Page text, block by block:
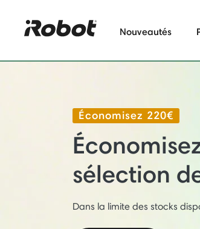
Nouveautés
Économisez 220€
sélection
Dans la limite des stocks